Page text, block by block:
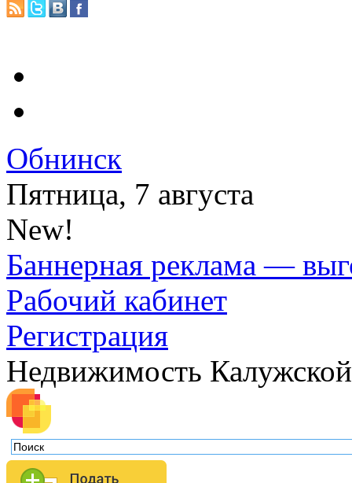
Обнинск
Пятница, 7 августа
New!
Баннерная реклама —
Рабочий кабинет
Регистрация
Недвижимость